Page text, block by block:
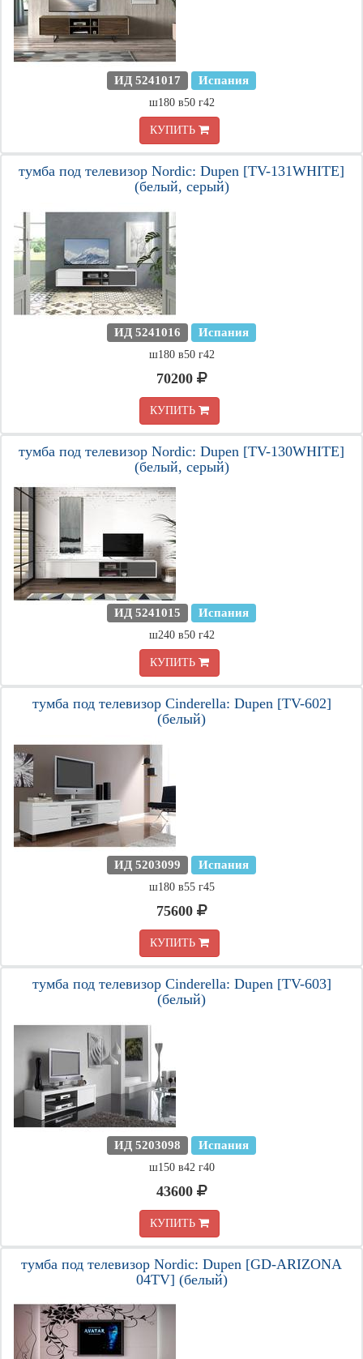
ИД 5241017 Испания
ш180 в50 г42
КУПИТЬ
тумба под телевизор Nordic: Dupen [TV-131WHITE]
(белый, серый)
ИД 5241016 Испания
ш180 в50 г42
70200
КУПИТЬ
тумба под телевизор Nordic: Dupen [TV-130WHITE]
(белый, серый)
ИД 5241015 Испания
ш240 в50 г42
КУПИТЬ
тумба под телевизор Cinderella: Dupen [TV-602]
(белый)
ИД 5203099 Испания
ш180 в55 г45
75600
КУПИТЬ
тумба под телевизор Cinderella: Dupen [TV-603]
(белый)
ИД 5203098 Испания
ш150 в42 г40
43600
КУПИТЬ
тумба под телевизор Nordic: Dupen [GD-ARIZONA
04TV] (белый)